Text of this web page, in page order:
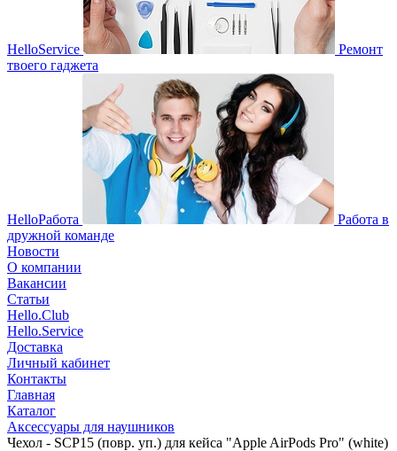
HelloService
Ремонт
твоего гаджета
HelloРабота
Работа в
дружной команде
Новости
О компании
Вакансии
Статьи
Hello.Club
Hello.Service
Доставка
Личный кабинет
Контакты
Главная
Каталог
Аксессуары для наушников
Чехол - SCP15 (повр. уп.) для кейса "Apple AirPods Pro" (white)